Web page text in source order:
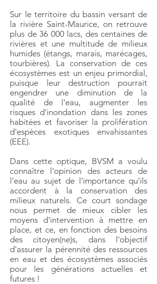
Sur le territoire du bassin versant de
la rivière Saint-Maurice, on retrouve
plus de 36 000 lacs, des centaines de
rivières et une multitude de milieux
humides (étangs, marais, marécages,
tourbières). La conservation de ces
écosystèmes est un enjeu primordial,
puisque leur destruction pourrait
engendrer une diminution de la
qualité de l'eau, augmenter les
risques d'inondation dans les zones
habitées et favoriser la prolifération
d'espèces exotiques envahissantes
(EEE).
Dans cette optique, BVSM a voulu
connaître l'opinion des acteurs de
l'eau au sujet de l'importance qu'ils
accordent à la conservation des
milieux naturels. Ce court sondage
nous permet de mieux cibler les
moyens d'intervention à mettre en
place, et ce, en fonction des besoins
des citoyen(ne)s, dans l'objectif
d'assurer la pérennité des ressources
en eau et des écosystèmes associés
pour les générations actuelles et
futures !